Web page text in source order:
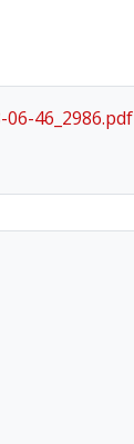
06-46_2986.pdf